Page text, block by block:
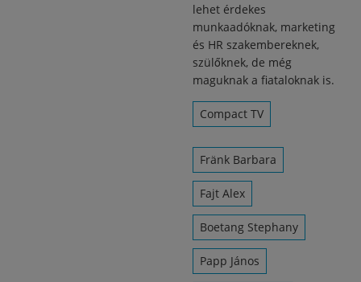
lehet érdekes
munkaadóknak, marketing
és HR szakembereknek,
szülőknek, de még
maguknak a fiataloknak is.
Compact TV
Fränk Barbara
Fajt Alex
Boetang Stephany
Papp János